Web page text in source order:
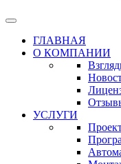
ГЛАВНАЯ
О КОМПАНИИ
УСЛУГИ